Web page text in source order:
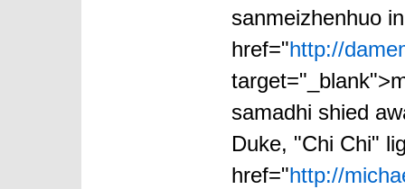
sanmeizhenhuo
href="http://
samadhi shied
Duke, "Chi Chi"
href="http://